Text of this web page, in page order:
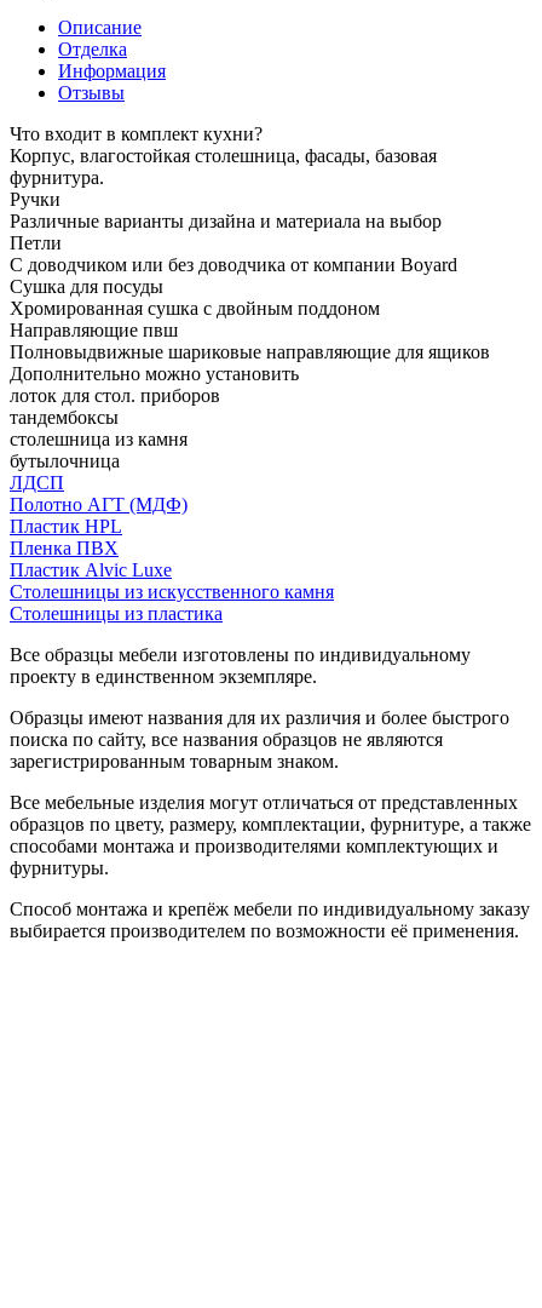
Описание
Отделка
Информация
Отзывы
Что входит в комплект кухни?
Корпус, влагостойкая столешница, фасады, базовая
фурнитура.
Ручки
Различные варианты дизайна и материала на выбор
Петли
С доводчиком или без доводчика от компании Boyard
Сушка для посуды
Хромированная сушка с двойным поддоном
Направляющие пвш
Полновыдвижные шариковые направляющие для ящиков
Дополнительно можно установить
лоток для стол. приборов
тандембоксы
столешница из камня
бутылочница
ЛДСП
Полотно АГТ (МДФ)
Пластик HPL
Пленка ПВХ
Пластик Alvic Luxe
Столешницы из искусственного камня
Столешницы из пластика
Все образцы мебели изготовлены по индивидуальному
проекту в единственном экземпляре.
Образцы имеют названия для их различия и более быстрого
поиска по сайту, все названия образцов не являются
зарегистрированным товарным знаком.
Все мебельные изделия могут отличаться от представленных
образцов по цвету, размеру, комплектации, фурнитуре, а также
способами монтажа и производителями комплектующих и
фурнитуры.
Способ монтажа и крепёж мебели по индивидуальному заказу
выбирается производителем по возможности её применения.